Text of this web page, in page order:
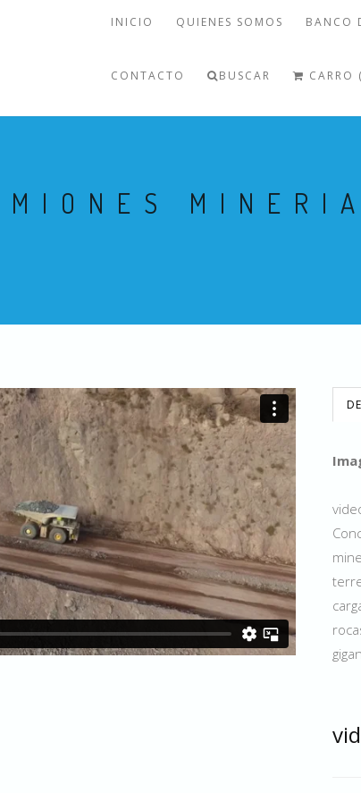
INICIO QUIENES SOMOS BANCO
CONTACTO BUSCAR CARRO